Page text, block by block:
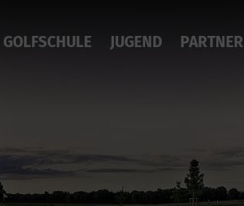
GOLFSCHULE JUGEND PARTNER